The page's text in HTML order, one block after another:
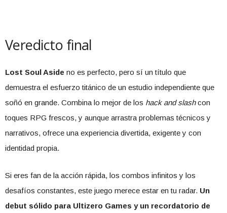
Veredicto final
Lost Soul Aside no es perfecto, pero sí un título que
demuestra el esfuerzo titánico de un estudio independiente que
soñó en grande. Combina lo mejor de los hack and slashcon
toques RPG frescos, y aunque arrastra problemas técnicos y
narrativos, ofrece una experiencia divertida, exigente y con
identidad propia.
Si eres fan de la acción rápida, los combos infinitos y los
desafíos constantes, este juego merece estar en tu radar. Un
debut sólido para Ultizero Games y un recordatorio de